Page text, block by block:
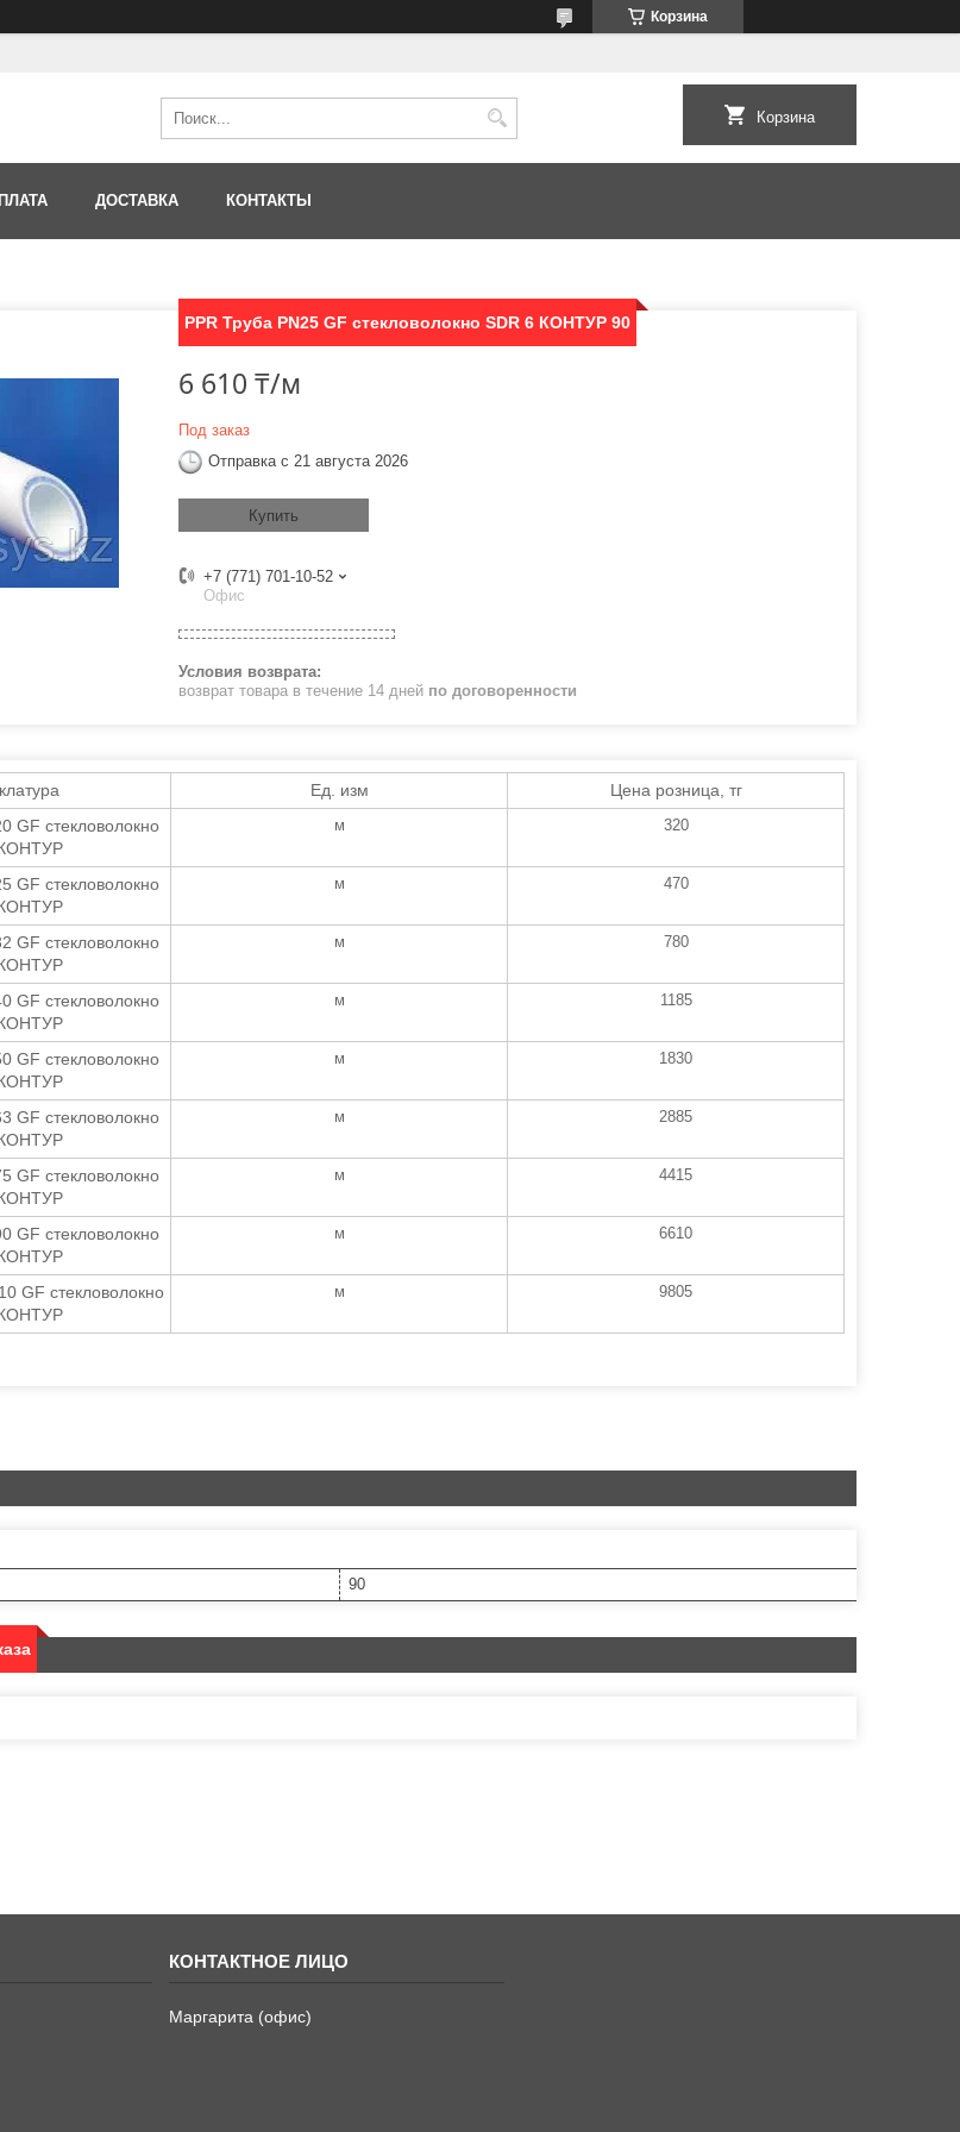
Корзина
Корзина
ДОСТАВКА КОНТАКТЫ
PPR Труба PN25 GF стекловолокно SDR 6 КОНТУР 90
6 610 ₸/м
Под заказ
Отправка с 21 августа 2026
Купить
+7 (771) 701-10-52
Офис
возврат товара в течение 14 дней по договоренности
Ед. изм
Цена розница, тг
GF стекловолокно
м 320
GF стекловолокно
м 470
GF стекловолокно
м 780
GF стекловолокно
м 1185
GF стекловолокно
м 1830
GF стекловолокно
м 2885
GF стекловолокно
м 4415
GF стекловолокно
м 6610
GF стекловолокно
м 9805
90
Маргарита (офис)